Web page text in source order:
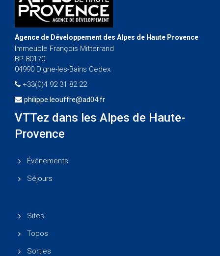
Agence de Développement des Alpes de Haute Provence
Immeuble François Mitterrand
BP 80170
04990 Digne-les-Bains Cedex
+33(0)4 92 31 82 22
philippe.leouffre@ad04.fr
VTTez dans les Alpes de Haute-
Provence
Événements
Séjours
Sites
Topos
Sorties